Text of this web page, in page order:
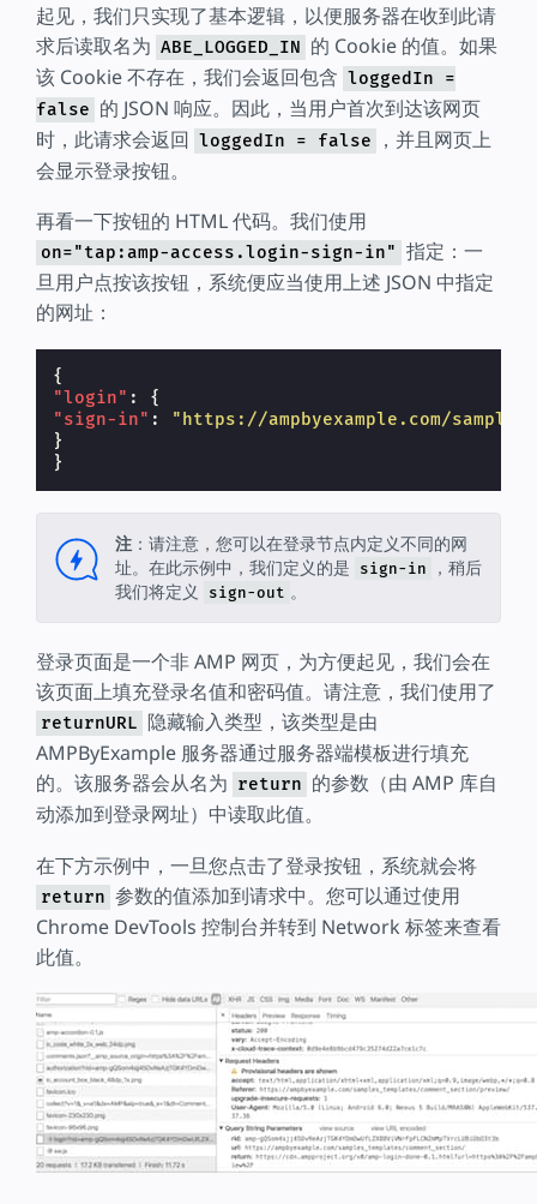
起见，我们只实现了基本逻辑，以便服务器在收到此请
求后读取名为 ABE_LOGGED_IN 的 Cookie 的值。如果
该 Cookie 不存在，我们会返回包含 loggedIn =
false 的 JSON 响应。因此，当用户首次到达该网页
时，此请求会返回 loggedIn = false
，并且网页上
会显示登录按钮。
再看一下按钮的 HTML 代码。我们使用
on="tap:amp-access.login-sign-in" 指定：一
旦用户点按该按钮，系统便应当使用上述 JSON 中指定
的网址：
{
"login" :
{
"sign-in" :
"https://ampbyexample.com/
}
}
注 ：请注意，您可以在登录节点内定义不同的网
址。在此示例中，我们定义的是
sign-in
，稍后
我们将定义
sign-out 。
登录页面是一个非 AMP 网页，为方便起见，我们会在
该页面上填充登录名值和密码值。请注意，我们使用了
returnURL 隐藏输入类型，该类型是由
AMPByExample 服务器通过服务器端模板进行填充
的。该服务器会从名为 return 的参数（由 AMP 库自
动添加到登录网址）中读取此值。
在下方示例中，一旦您点击了登录按钮，系统就会将
return 参数的值添加到请求中。您可以通过使用
Chrome DevTools 控制台并转到 Network 标签来查看
此值。